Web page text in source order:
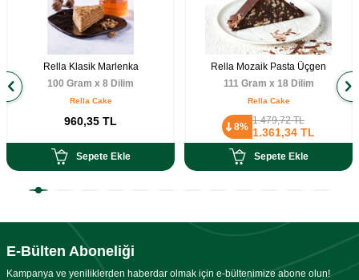
Rella Klasik Marlenka
100 Gram x 8 Dilim
Rella Cake
960,35 TL
Sepete Ekle
Rella Mozaik Pasta Üçgen
111 Gram x 18 Dilim
Rella Cake
8%
1.479,72TL
1.361,34 TL
Sepete Ekle
E-Bülten Aboneliği
Kampanya ve yeniliklerden haberdar olmak için e-bültenimize abone olun!